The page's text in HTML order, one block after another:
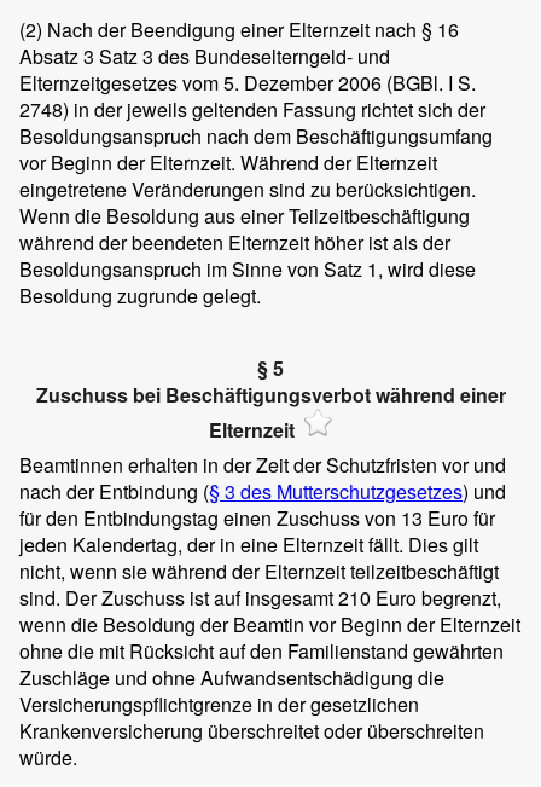
(2) Nach der Beendigung einer Elternzeit nach § 16
Absatz 3 Satz 3 des Bundeselterngeld- und
Elternzeitgesetzes vom 5. Dezember 2006 (BGBl. I S.
2748) in der jeweils geltenden Fassung richtet sich der
Besoldungsanspruch nach dem Beschäftigungsumfang
vor Beginn der Elternzeit. Während der Elternzeit
eingetretene Veränderungen sind zu berücksichtigen.
Wenn die Besoldung aus einer Teilzeitbeschäftigung
während der beendeten Elternzeit höher ist als der
Besoldungsanspruch im Sinne von Satz 1, wird diese
Besoldung zugrunde gelegt.
§ 5
Zuschuss bei Beschäftigungsverbot während einer
Elternzeit
Beamtinnen erhalten in der Zeit der Schutzfristen vor und
nach der Entbindung (§ 3 des Mutterschutzgesetzes) und
für den Entbindungstag einen Zuschuss von 13 Euro für
jeden Kalendertag, der in eine Elternzeit fällt. Dies gilt
nicht, wenn sie während der Elternzeit teilzeitbeschäftigt
sind. Der Zuschuss ist auf insgesamt 210 Euro begrenzt,
wenn die Besoldung der Beamtin vor Beginn der Elternzeit
ohne die mit Rücksicht auf den Familienstand gewährten
Zuschläge und ohne Aufwandsentschädigung die
Versicherungspflichtgrenze in der gesetzlichen
Krankenversicherung überschreitet oder überschreiten
würde.